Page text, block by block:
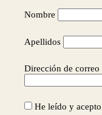
Nombre
Apellidos
Dirección de correo
He leído y